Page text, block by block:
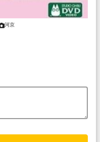
河京